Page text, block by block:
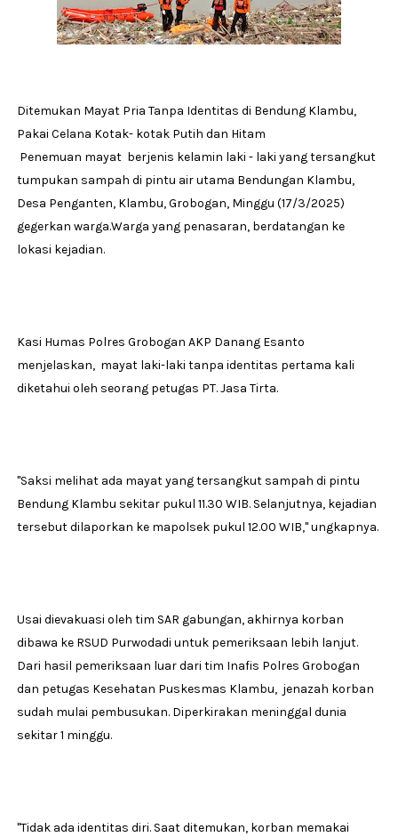
Ditemukan Mayat Pria Tanpa Identitas di Bendung Klambu,
Pakai Celana Kotak- kotak Putih dan Hitam
Penemuan mayat berjenis kelamin laki - laki yang tersangkut
tumpukan sampah di pintu air utama Bendungan Klambu,
Desa Penganten, Klambu, Grobogan, Minggu (17/3/2025)
gegerkan warga.Warga yang penasaran, berdatangan ke
lokasi kejadian.
Kasi Humas Polres Grobogan AKP Danang Esanto
menjelaskan, mayat laki-laki tanpa identitas pertama kali
diketahui oleh seorang petugas PT. Jasa Tirta.
"Saksi melihat ada mayat yang tersangkut sampah di pintu
Bendung Klambu sekitar pukul 11.30 WIB. Selanjutnya, kejadian
tersebut dilaporkan ke mapolsek pukul 12.00 WIB," ungkapnya.
Usai dievakuasi oleh tim SAR gabungan, akhirnya korban
dibawa ke RSUD Purwodadi untuk pemeriksaan lebih lanjut.
Dari hasil pemeriksaan luar dari tim Inafis Polres Grobogan
dan petugas Kesehatan Puskesmas Klambu, jenazah korban
sudah mulai pembusukan. Diperkirakan meninggal dunia
sekitar 1 minggu.
"Tidak ada identitas diri. Saat ditemukan, korban memakai